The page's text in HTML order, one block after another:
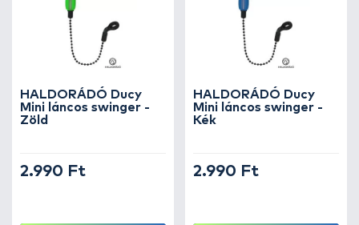
HALDORÁDÓ Ducy
Mini láncos swinger -
Zöld
2.990 Ft
HALDORÁDÓ Ducy
Mini láncos swinger -
Kék
2.990 Ft